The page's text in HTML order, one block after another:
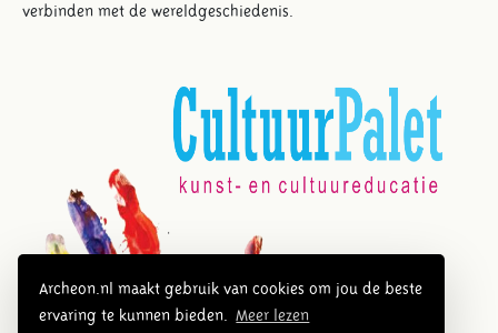
Archeon.nl maakt gebruik van cookies om jou de beste
ervaring te kunnen bieden.
Meer lezen
verbinden met de wereldgeschiedenis.